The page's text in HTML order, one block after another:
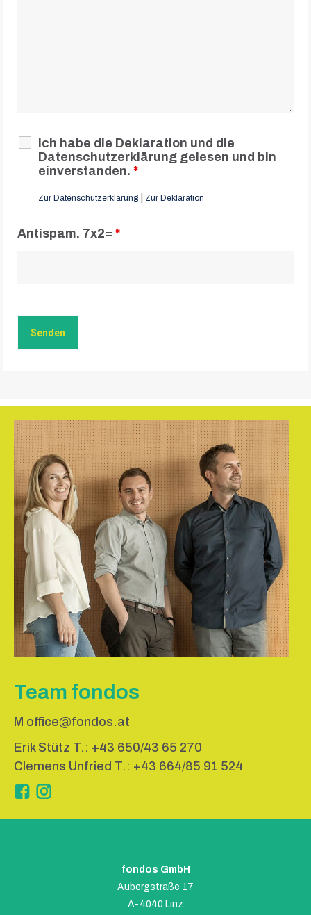
Ich habe die Deklaration und die
Datenschutzerklärung gelesen und bin
einverstanden. *
Zur Datenschutzerklärung Zur Deklaration
Antispam. 7x2= *
Team fondos
M office@fondos.at
Erik Stütz T.: +43 650/43 65 270
Clemens Unfried T.: +43 664/85 91 524
Instagram
fondos GmbH
Aubergstraße 17
A-4040 Linz